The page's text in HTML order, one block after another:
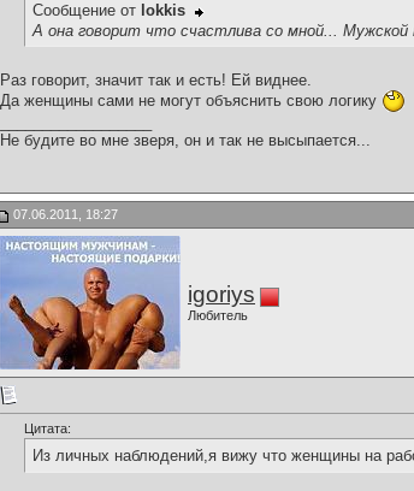
Сообщение от lokkis
А она говорит что счастлива со мной... Мужской
Раз говорит, значит так и есть! Ей виднее.
Да женщины сами не могут объяснить свою логику
Не будите во мне зверя, он и так не высыпается...
07.06.2011, 18:27
igoriys
Любитель
Цитата:
Из личных наблюдений,я вижу что женщины на